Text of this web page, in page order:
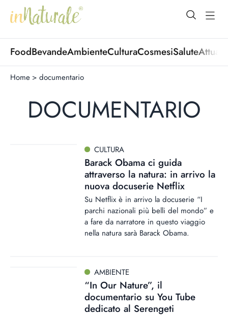
open
FoodBevandeAmbienteCulturaCosmesiSalute
Home > documentario
DOCUMENTARIO
CULTURA
Barack Obama ci guida
attraverso la natura: in arrivo la
nuova docuserie Netflix
Su Netflix è in arrivo la docuserie “I
parchi nazionali più belli del mondo” e
a fare da narratore in questo viaggio
nella natura sarà Barack Obama.
AMBIENTE
“In Our Nature”, il
documentario su You Tube
dedicato al Serengeti